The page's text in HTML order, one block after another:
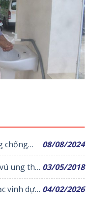
chống
đồng
08/08/2024
ung thư 03/05/2018
vinh dự
04/02/2026